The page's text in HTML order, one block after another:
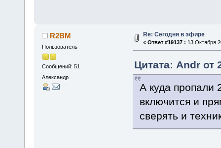
R2BM
Пользователь
Сообщений: 51
Александр
Re: Сегодня в эфире
« Ответ #19137 : 13 Октября
Цитата: Andr от
А куда пропали
включится и
сверять и